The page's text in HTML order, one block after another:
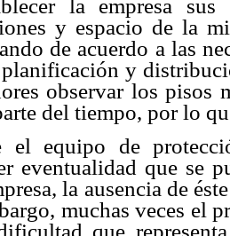
la empresa
y espacio de la
de acuerdo a las
y
observar los pisos
del tiempo, por lo
el equipo de
eventualidad que se
la ausencia de
muchas veces el
que